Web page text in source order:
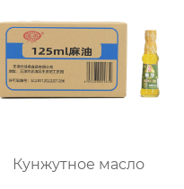
Кунжутное масло